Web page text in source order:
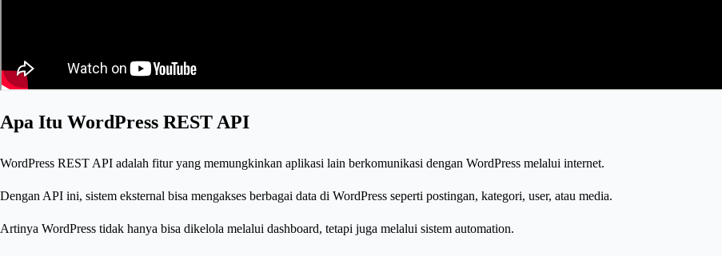
Apa Itu WordPress REST API
WordPress REST API adalah fitur yang memungkinkan aplikasi lain berkomunikasi dengan WordPress melalui internet.
Dengan API ini, sistem eksternal bisa mengakses berbagai data di WordPress seperti postingan, kategori, user, atau media.
Artinya WordPress tidak hanya bisa dikelola melalui dashboard, tetapi juga melalui sistem automation.